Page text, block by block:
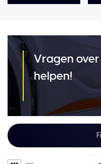
Vragen
helpen!